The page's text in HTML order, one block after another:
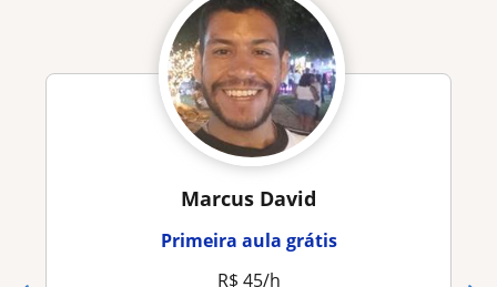
Marcus David
Primeira aula grátis
R$ 45/h